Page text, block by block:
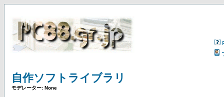
自作ソフトライブラリ
モデレーター: None